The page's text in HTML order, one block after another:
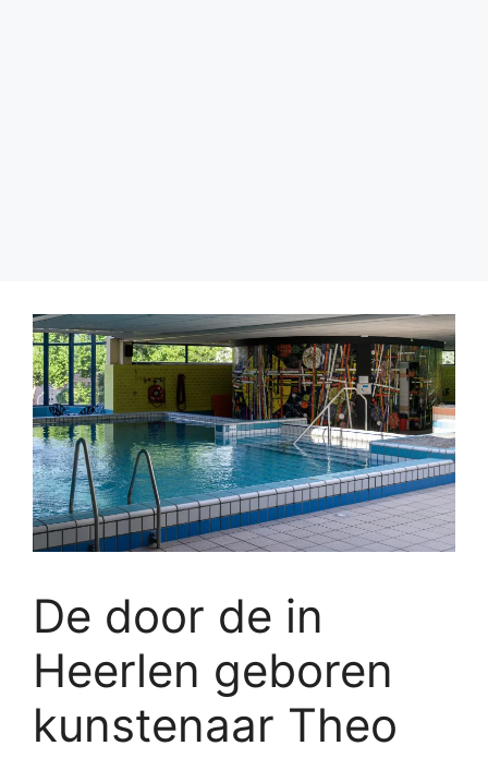
De door de in
Heerlen geboren
kunstenaar Theo